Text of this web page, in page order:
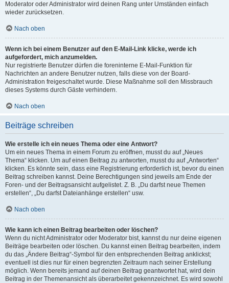
Moderator oder Administrator wird deinen Rang unter Umständen einfach
wieder zurücksetzen.
Nach oben
Wenn ich bei einem Benutzer auf den E-Mail-Link klicke, werde ich
aufgefordert, mich anzumelden.
Nur registrierte Benutzer dürfen die foreninterne E-Mail-Funktion für
Nachrichten an andere Benutzer nutzen, falls diese von der Board-
Administration freigeschaltet wurde. Diese Maßnahme soll den Missbrauch
dieses Systems durch Gäste verhindern.
Nach oben
Beiträge schreiben
Wie erstelle ich ein neues Thema oder eine Antwort?
Um ein neues Thema in einem Forum zu eröffnen, musst du auf „Neues
Thema“ klicken. Um auf einen Beitrag zu antworten, musst du auf „Antworten“
klicken. Es könnte sein, dass eine Registrierung erforderlich ist, bevor du einen
Beitrag schreiben kannst. Deine Berechtigungen sind jeweils am Ende der
Foren- und der Beitragsansicht aufgelistet. Z. B. „Du darfst neue Themen
erstellen“, „Du darfst Dateianhänge erstellen“ usw.
Nach oben
Wie kann ich einen Beitrag bearbeiten oder löschen?
Wenn du nicht Administrator oder Moderator bist, kannst du nur deine eigenen
Beiträge bearbeiten oder löschen. Du kannst einen Beitrag bearbeiten, indem
du das „Ändere Beitrag“-Symbol für den entsprechenden Beitrag anklickst;
eventuell ist dies nur für einen begrenzten Zeitraum nach seiner Erstellung
möglich. Wenn bereits jemand auf deinen Beitrag geantwortet hat, wird dein
Beitrag in der Themenansicht als überarbeitet gekennzeichnet. Es wird sowohl